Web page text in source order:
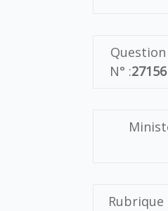
Question
N° :27156
Rubrique